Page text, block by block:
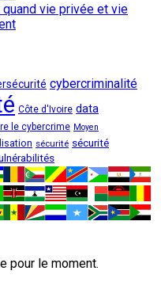
vie privée et vie
cybercriminalité
Côte d'Ivoire data
le cybercrime Moyen
sécurité sécurité
pour le moment.